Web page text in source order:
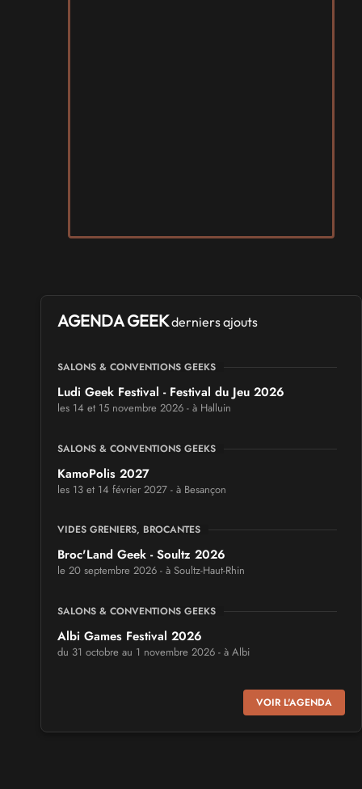
AGENDA GEEKderniers ajouts
SALONS & CONVENTIONS GEEKS
Ludi Geek Festival - Festival du Jeu 2026
les 14 et 15 novembre 2026 - à Halluin
SALONS & CONVENTIONS GEEKS
KamoPolis 2027
les 13 et 14 février 2027 - à Besançon
VIDES GRENIERS, BROCANTES
Broc'Land Geek - Soultz 2026
le 20 septembre 2026 - à Soultz-Haut-Rhin
SALONS & CONVENTIONS GEEKS
Albi Games Festival 2026
du 31 octobre au 1 novembre 2026 - à Albi
Virtual Calais - salon du jeu vidéo et des loisirs
numériques 2026
VOIR L'AGENDA